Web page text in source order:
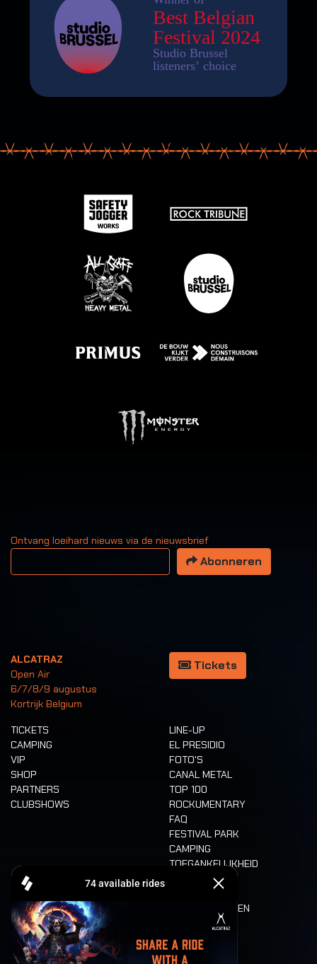
Ontvang loeihard nieuws via de nieuwsbrief
Uw email adres
Abonneren
ALCATRAZ
Open Air
6/7/8/9 augustus
Kortrijk Belgium
Tickets
TICKETS
CAMPING
VIP
SHOP
PARTNERS
CLUBSHOWS
LINE-UP
EL PRESIDIO
FOTO'S
CANAL METAL
TOP 100
ROCKUMENTARY
FAQ
FESTIVAL PARK
CAMPING
TOEGANKELIJKHEID
CASHLESS
ETEN EN DRINKEN
MOBILITEIT
LONE WOLVES
PLATTEGROND